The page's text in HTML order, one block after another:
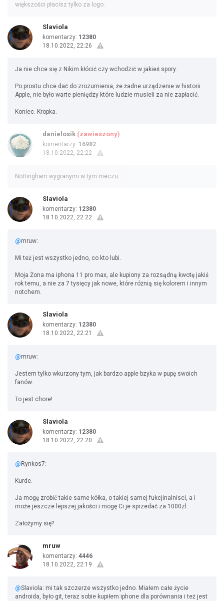
większości płacisz tylko za logo.
Slaviola
komentarzy: 12380
18.10.2022, 22:26
Ja nie chce się z Nikim kłócić czy wchodzić w jakieś spory.
Po prostu chce dać do zrozumienia, że żadne urządzenie w historii
Apple, nie było warte pieniędzy które ludzie musieli za nie zapłacić.
Koniec. Kropka.
danielosik (zawieszony)
komentarzy: 16982
18.10.2022, 22:22
Nottingham wygranymi w tym meczu
Slaviola
komentarzy: 12380
18.10.2022, 22:22
@mruw:
Mi też jest wszystko jedno, co kto lubi.
Moja Żona ma iphona 11 pro max, ale kupiony za rozsądną kwotę jakiś
rok temu, a nie za 7 tysięcy jak nowe, które różnią się kolorem i innym
notchem.
Slaviola
komentarzy: 12380
18.10.2022, 22:21
@mruw:
Jestem tylko wkurzony tym, jak bardzo apple bzyka w pupę swoich
fanów.
To jest chore!
Slaviola
komentarzy: 12380
18.10.2022, 22:20
@ Rynkos7:
Kurde.
Ja mogę zrobić takie same kółka, o takiej samej fukcjinalnisci, a i
może jeszcze lepszej jakości i mogę Ci je sprzedać za 1000zl.
Założymy się?
mruw
komentarzy: 4446
18.10.2022, 22:19
@Slaviola: mi tak szczerze wszystko jedno. Miałem całe życie
androida, było git, teraz sobie kupiłem iphone dla porównania i też jest